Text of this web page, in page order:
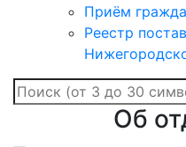
Приём
Реестр
Об